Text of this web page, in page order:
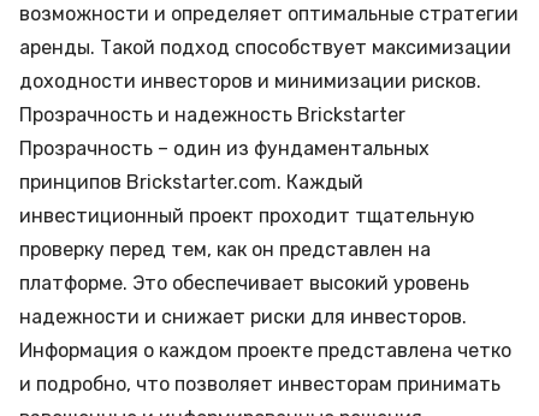
возможности и определяет оптимальные стратегии
аренды. Такой подход способствует максимизации
доходности инвесторов и минимизации рисков.
Прозрачность и надежность Brickstarter
Прозрачность – один из фундаментальных
принципов Brickstarter.com. Каждый
инвестиционный проект проходит тщательную
проверку перед тем, как он представлен на
платформе. Это обеспечивает высокий уровень
надежности и снижает риски для инвесторов.
Информация о каждом проекте представлена четко
и подробно, что позволяет инвесторам принимать